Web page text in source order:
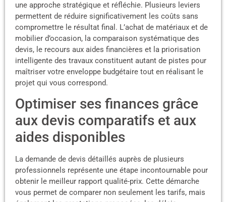
une approche stratégique et réfléchie. Plusieurs leviers
permettent de réduire significativement les coûts sans
compromettre le résultat final. L’achat de matériaux et de
mobilier d’occasion, la comparaison systématique des
devis, le recours aux aides financières et la priorisation
intelligente des travaux constituent autant de pistes pour
maîtriser votre enveloppe budgétaire tout en réalisant le
projet qui vous correspond.
Optimiser ses finances grâce
aux devis comparatifs et aux
aides disponibles
La demande de devis détaillés auprès de plusieurs
professionnels représente une étape incontournable pour
obtenir le meilleur rapport qualité-prix. Cette démarche
vous permet de comparer non seulement les tarifs, mais